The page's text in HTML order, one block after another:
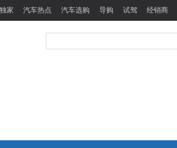
家 汽车热点 汽车选购 导购 试驾 经销商